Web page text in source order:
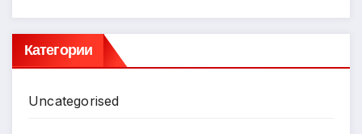
Категории
Uncategorised